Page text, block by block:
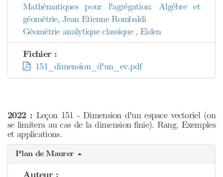
Mathématiques pour l'agrégation: Algèbre et
géométrie, Jean Etienne Rombaldi
Géométrie analytique classique , Eiden
Fichier :
151_dimension_d'un_ev.pdf
2022 : Leçon 151 - Dimension d'un espace vectoriel (on
se limitera au cas de la dimension finie). Rang. Exemples
et applications.
Plan de Maurer